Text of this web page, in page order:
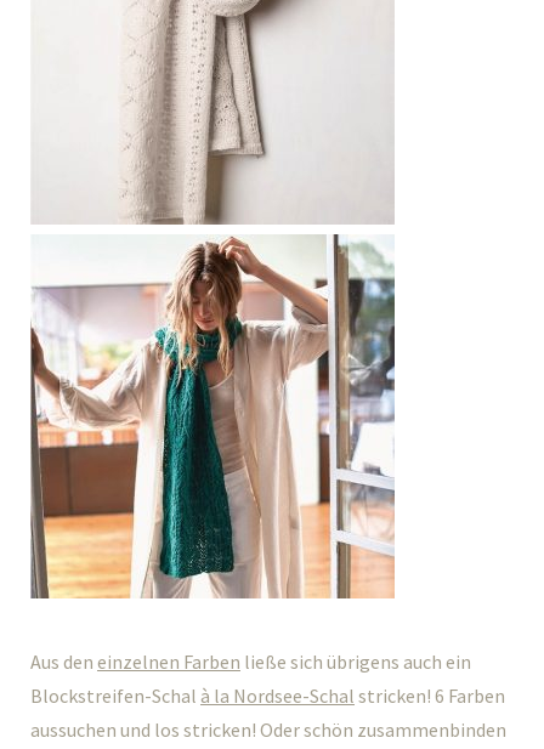
Aus den einzelnen Farben ließe sich übrigens auch ein
Blockstreifen-Schal à la Nordsee-Schal stricken! 6 Farben
aussuchen und los stricken! Oder schön zusammenbinden